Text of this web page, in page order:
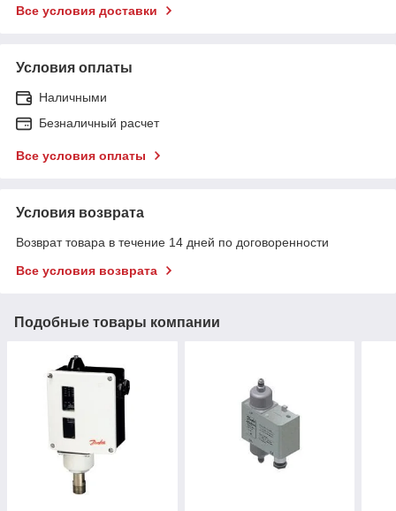
Все условия доставки
Условия оплаты
Наличными
Безналичный расчет
Все условия оплаты
Условия возврата
Возврат товара в течение 14 дней по договоренности
Все условия возврата
Подобные товары компании